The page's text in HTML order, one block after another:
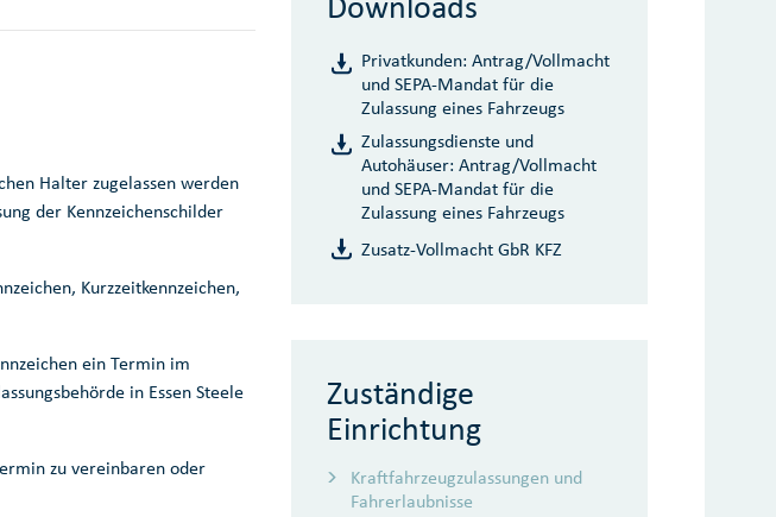
Halter zugelassen werden
der Kennzeichenschilder
Kurzzeitkennzeichen,
ein Termin im
in Essen Steele
zu vereinbaren oder
Privatkunden: Antrag/Vollmacht
und SEPA-Mandat für die
Zulassung eines Fahrzeugs
Zulassungsdienste und
Autohäuser: Antrag/Vollmacht
und SEPA-Mandat für die
Zulassung eines Fahrzeugs
Zusatz-Vollmacht GbR KFZ
Zuständige
Einrichtung
Kraftfahrzeugzulassungen und
Fahrerlaubnisse